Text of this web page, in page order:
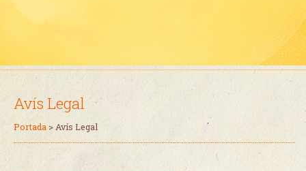
Avís Legal
Portada > Avís Legal